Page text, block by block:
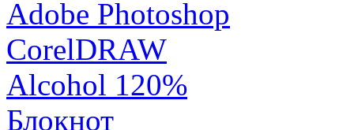
Adobe Photoshop
CorelDRAW
Alcohol 120%
Блокнот